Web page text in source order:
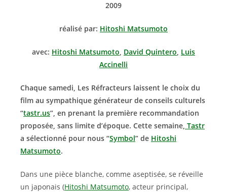
2009
réalisé par: Hitoshi Matsumoto
avec: Hitoshi Matsumoto, David Quintero, Luis
Accinelli
Chaque samedi, Les Réfracteurs laissent le choix du
film au sympathique générateur de conseils culturels
“tastr.us”, en prenant la première recommandation
proposée, sans limite d’époque. Cette semaine, Tastr
a sélectionné pour nous “Symbol” de Hitoshi
Matsumoto.
Dans une pièce blanche, comme aseptisée, se réveille
un japonais (Hitoshi Matsumoto, acteur principal,